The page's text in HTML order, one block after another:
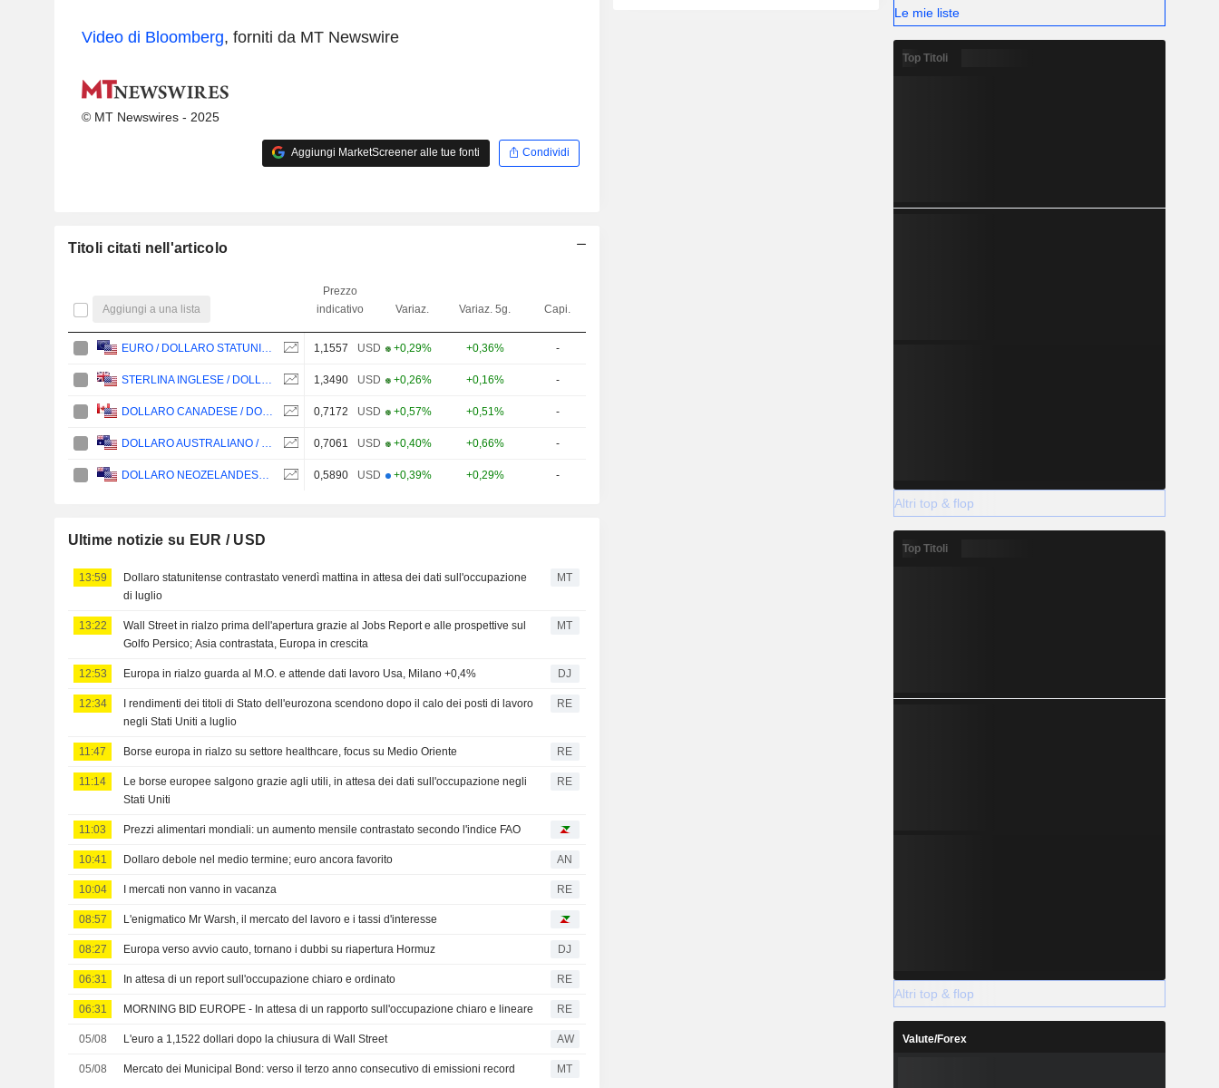
Video di Bloomberg, forniti da MT Newswire
© MT Newswires - 2025
Aggiungi MarketScreener alle tue fonti Condividi
Titoli citati nell'articolo
Aggiungi a una lista
Prezzo
indicativo
Variaz. Variaz. 5g. Capi.
EURO / DOLLARO STATUNITENSE 1,1557 USD +0,29% +0,36% -
STERLINA INGLESE / DOLLARO STATUNITENSE 1,3490 USD +0,26% +0,16% -
DOLLARO CANADESE / DOLLARO STATUNITENSE 0,7172 USD +0,57% +0,51% -
DOLLARO AUSTRALIANO / DOLLARO STATUNITENSE 0,7061 USD +0,40% +0,66% -
DOLLARO NEOZELANDESE / DOLLARO STATUNITENSE 0,5890 USD +0,39% +0,29% -
Ultime notizie su EUR / USD
13:59
Dollaro statunitense contrastato venerdì mattina in attesa dei dati sull'occupazione
di luglio
MT
13:22
Wall Street in rialzo prima dell'apertura grazie al Jobs Report e alle prospettive sul
Golfo Persico; Asia contrastata, Europa in crescita
MT
12:53 Europa in rialzo guarda al M.O. e attende dati lavoro Usa, Milano +0,4% DJ
12:34
I rendimenti dei titoli di Stato dell'eurozona scendono dopo il calo dei posti di lavoro
negli Stati Uniti a luglio
RE
11:47 Borse europa in rialzo su settore healthcare, focus su Medio Oriente RE
11:14
Le borse europee salgono grazie agli utili, in attesa dei dati sull'occupazione negli
Stati Uniti
RE
11:03 Prezzi alimentari mondiali: un aumento mensile contrastato secondo l'indice FAO
10:41 Dollaro debole nel medio termine; euro ancora favorito AN
10:04 I mercati non vanno in vacanza RE
08:57 L'enigmatico Mr Warsh, il mercato del lavoro e i tassi d'interesse
08:27 Europa verso avvio cauto, tornano i dubbi su riapertura Hormuz DJ
06:31 In attesa di un report sull'occupazione chiaro e ordinato RE
06:31 MORNING BID EUROPE - In attesa di un rapporto sull'occupazione chiaro e lineare RE
05/08 L'euro a 1,1522 dollari dopo la chiusura di Wall Street AW
05/08 Mercato dei Municipal Bond: verso il terzo anno consecutivo di emissioni record MT
Le mie liste
Top Titoli
Altri top & flop
Top Titoli
Altri top & flop
Valute/Forex